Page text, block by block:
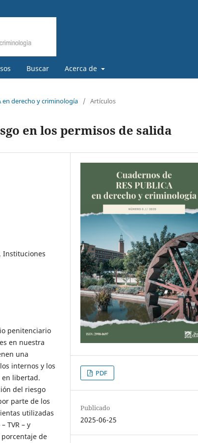
Buscar Acerca de
en derecho y criminología / Artículos
en los permisos de salida
Instituciones
penitenciario
en nuestra
una
internos y los
libertad.
del riesgo
parte de los
utilizadas
TVR – y
de
PDF
Publicado
2025-06-25